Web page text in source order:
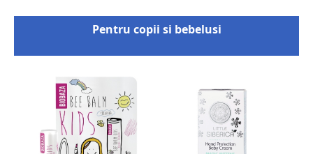
Pentru copii si bebelusi